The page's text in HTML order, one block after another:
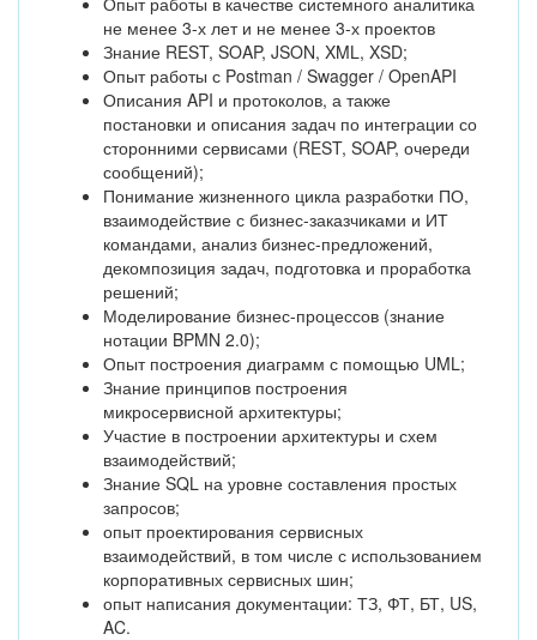
не менее 3-х лет и не менее 3-х проектов
Знание REST, SOAP, JSON, XML, XSD;
Опыт работы с Postman / Swagger / OpenAPI
Описания API и протоколов, а также
постановки и описания задач по интеграции со
сторонними сервисами (REST, SOAP, очереди
сообщений);
Понимание жизненного цикла разработки ПО,
взаимодействие с бизнес-заказчиками и ИТ
командами, анализ бизнес-предложений,
декомпозиция задач, подготовка и проработка
решений;
Моделирование бизнес-процессов (знание
нотации BPMN 2.0);
Опыт построения диаграмм с помощью UML;
Знание принципов построения
микросервисной архитектуры;
Участие в построении архитектуры и схем
взаимодействий;
Знание SQL на уровне составления простых
запросов;
опыт проектирования сервисных
взаимодействий, в том числе с использованием
корпоративных сервисных шин;
опыт написания документации: ТЗ, ФТ, БТ, US,
AC.